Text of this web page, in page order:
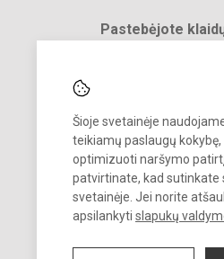
Šioje svetainėje
teikiamų paslaugų
optimizuoti naršymo
patvirtinate, kad sutinkate
svetainėje. Jei norite
apsilankyti slapukų
Pastebėjote
© 2022. Šalčininkų r. Eišiškių
Kopijuoti turinį be raštiško